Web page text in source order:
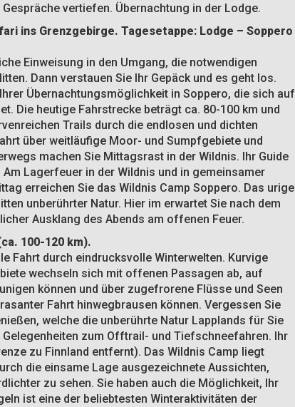
vertiefen. Übernachtung in der Lodge.
ins Grenzgebirge. Tagesetappe: Lodge – Soppero
Einweisung in den Umgang, die notwendigen
Dann verstauen Sie Ihr Gepäck und es geht los.
Übernachtungsmöglichkeit in Soppero, die sich auf
Die heutige Fahrstrecke beträgt ca. 80-100 km und
Trails durch die endlosen und dichten
über weitläufige Moor- und Sumpfgebiete und
machen Sie Mittagsrast in der Wildnis. Ihr Guide
Lagerfeuer in der Wildnis und in gemeinsamer
erreichen Sie das Wildnis Camp Soppero. Das urige
unberührter Natur. Hier im erwartet Sie nach dem
Ausklang des Abends am offenen Feuer.
100-120 km).
Fahrt durch eindrucksvolle Winterwelten. Kurvige
wechseln sich mit offenen Passagen ab, auf
können und über zugefrorene Flüsse und Seen
Fahrt hinwegbrausen können. Vergessen Sie
welche die unberührte Natur Lapplands für Sie
zum Offtrail- und Tiefschneefahren. Ihr
zu Finnland entfernt). Das Wildnis Camp liegt
die einsame Lage ausgezeichnete Aussichten,
zu sehen. Sie haben auch die Möglichkeit, Ihr
ist eine der beliebtesten Winteraktivitäten der